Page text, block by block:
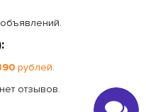
рублей.
отзывов.